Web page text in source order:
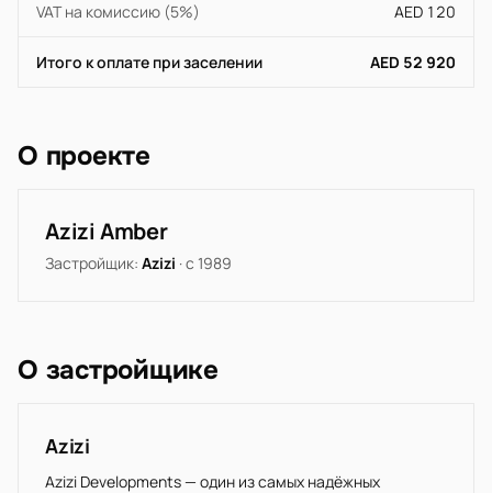
VAT на комиссию (5%) AED 120
Итого к оплате при заселении AED 52 920
О проекте
Azizi Amber
Застройщик: Azizi · с 1989
О застройщике
Azizi
Azizi Developments — один из самых надёжных